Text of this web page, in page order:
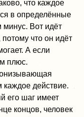
что каждое
в определённые
минус. Вот идёт
потому что он идёт
А если
плюс.
каждое действие.
его шаг имеет
концов, человек